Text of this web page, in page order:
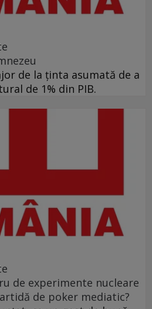
de la ținta asumată de a
de 1% din PIB.
de experimente nucleare
de poker mediatic?